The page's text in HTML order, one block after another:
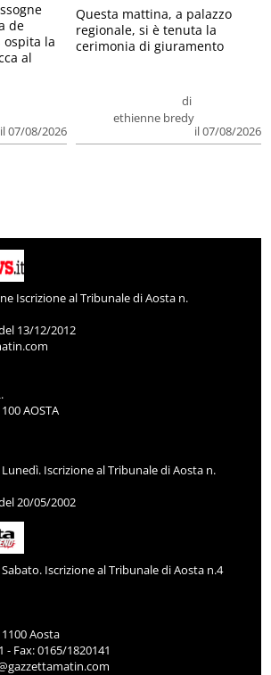
il 07/08/2026
de
ospita la
al
di
ethienne bredy
il 07/08/2026
Questa mattina, a palazzo
regionale, si è tenuta la
cerimonia di giuramento
Iscrizione al Tribunale di Aosta n.
13/12/2012
AOSTA
Iscrizione al Tribunale di Aosta n.
20/05/2002
Iscrizione al Tribunale di Aosta n.4
Aosta
- Fax: 0165/1820141